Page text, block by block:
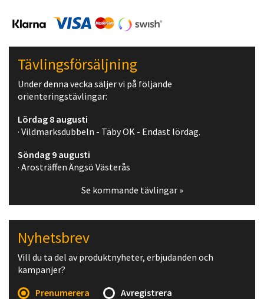
Tävlingsförsäljning
Under denna vecka säljer vi på följande
orienteringstävlingar:
Lördag 8 augusti
· Vildmarksdubbeln - Täby OK - Endast lördag.
Söndag 9 augusti
· Arosträffen Ängsö Västerås
Se kommande tävlingar »
Nyhetsbrev
Vill du ta del av produktnyheter, erbjudanden och
kampanjer?
Prenumerera
Avregistrera